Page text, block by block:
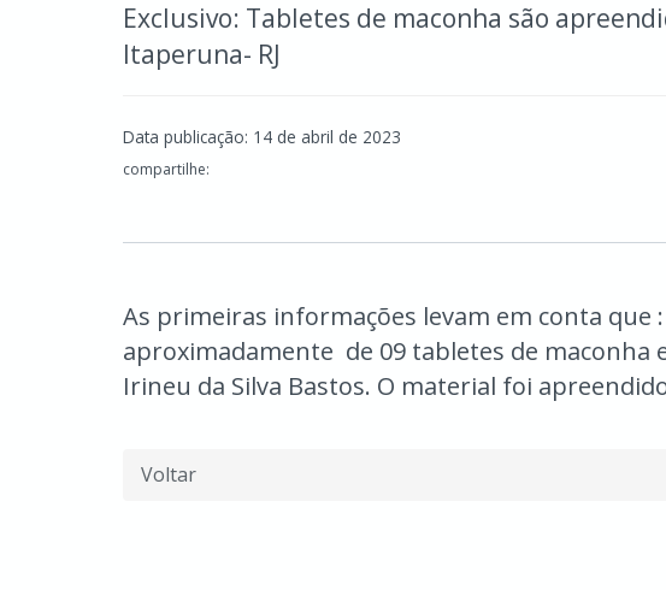
Exclusivo: Tabletes de maconha são
Itaperuna- RJ
Data publicação: 14 de abril de 2023
compartilhe:
As primeiras informações levam em conta que
aproximadamente de 09 tabletes de maconha
Irineu da Silva Bastos. O material foi
Voltar